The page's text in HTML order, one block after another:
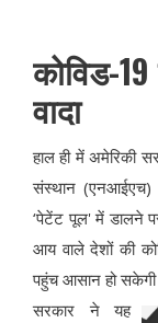
कोविड-
वादा
हाल ही में अमेरिकी
संस्थान (एनआईएच)
‘पेटेंट पूल' में डालने
आय वाले देशों की
पहुंच आसान हो
सरकार ने यह